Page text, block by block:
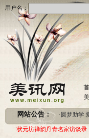
用户名：
网站公告：
· 美讯网诚
中国书画
· 圆梦助学 爱心
·美讯网诚
· 中国书画
状元坊禅韵丹青名家访谈录